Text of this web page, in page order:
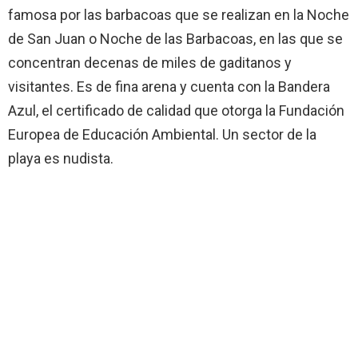
famosa por las barbacoas que se realizan en la Noche
de San Juan o Noche de las Barbacoas, en las que se
concentran decenas de miles de gaditanos y
visitantes. Es de fina arena y cuenta con la Bandera
Azul, el certificado de calidad que otorga la Fundación
Europea de Educación Ambiental. Un sector de la
playa es nudista.